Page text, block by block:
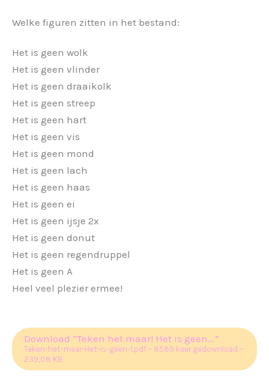
Welke figuren zitten in het bestand:
Het is geen wolk
Het is geen vlinder
Het is geen draaikolk
Het is geen streep
Het is geen hart
Het is geen vis
Het is geen mond
Het is geen lach
Het is geen haas
Het is geen ei
Het is geen ijsje 2x
Het is geen donut
Het is geen regendruppel
Het is geen A
Heel veel plezier ermee!
Download “Teken het maar! Het is geen...”
Teken-het-maar-Het-is-geen-1.pdf – 8589 keer gedownload –
239,08 KB